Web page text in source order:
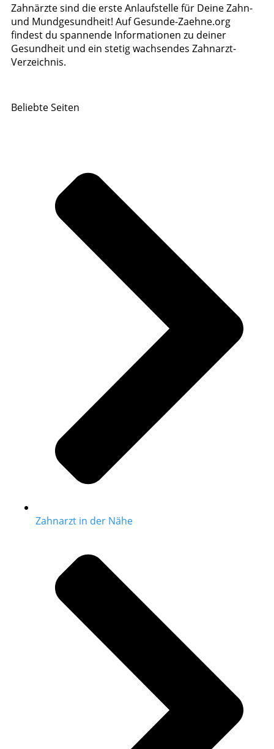
Zahnärzte sind die erste Anlaufstelle für Deine Zahn-
und Mundgesundheit! Auf Gesunde-Zaehne.org
findest du spannende Informationen zu deiner
Gesundheit und ein stetig wachsendes Zahnarzt-
Verzeichnis.
Beliebte Seiten
Zahnarzt in der Nähe